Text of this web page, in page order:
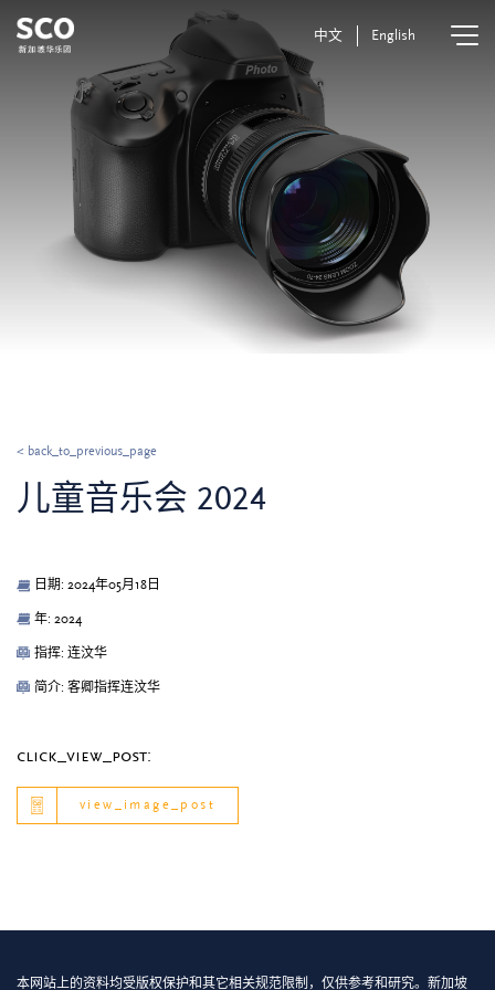
中文 English
< back_to_previous_page
儿童音乐会 2024
日期: 2024年05月18日
年: 2024
指挥: 连汶华
简介: 客卿指挥连汶华
click_view_post:
view_image_post
本网站上的资料均受版权保护和其它相关规范限制，仅供参考和研究。新加坡